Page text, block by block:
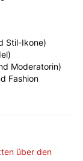
Stil-Ikone)
Moderatorin)
Fashion
über den